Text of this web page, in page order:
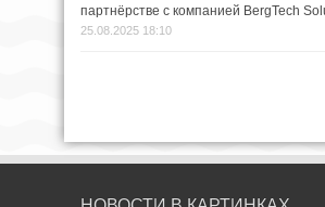
партнёрстве с компанией BergTech
25.08.2025 18:10